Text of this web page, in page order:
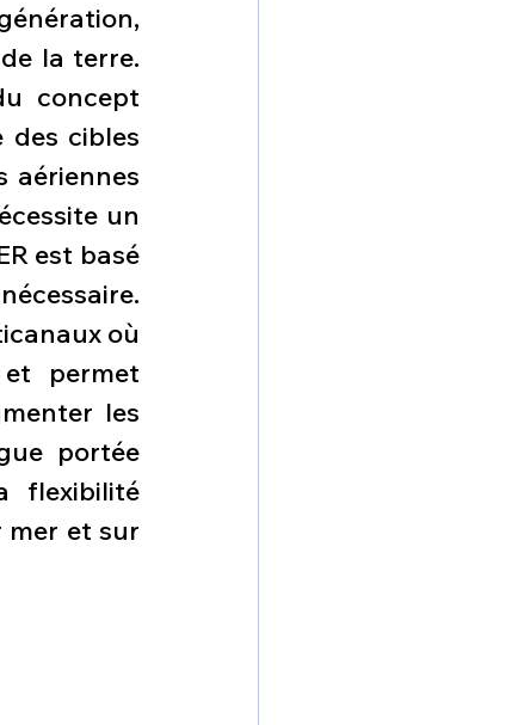
la terre.
concept
des cibles
aériennes
un
est basé
où
permet
les
portée
flexibilité
mer et sur